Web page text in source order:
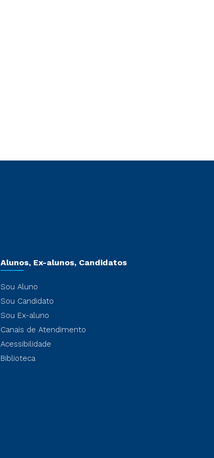
Alunos, Ex-alunos, Candidatos
Sou Aluno
Sou Candidato
Sou Ex-aluno
Canais de Atendimento
Acessibilidade
Biblioteca